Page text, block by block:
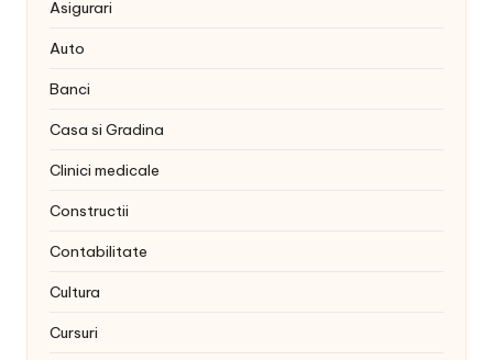
Asigurari
Auto
Banci
Casa si Gradina
Clinici medicale
Constructii
Contabilitate
Cultura
Cursuri